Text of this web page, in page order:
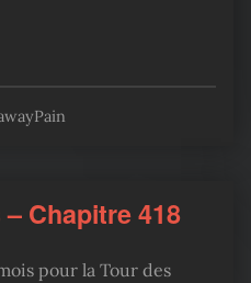
Chapitre 418
pour la Tour des